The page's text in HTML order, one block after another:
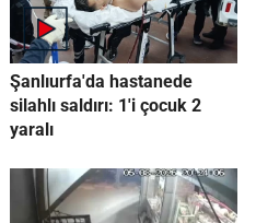
Şanlıurfa'da hastanede
silahlı saldırı: 1'i çocuk 2
yaralı